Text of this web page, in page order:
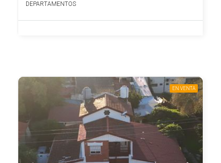
DEPARTAMENTOS
EN VENTA